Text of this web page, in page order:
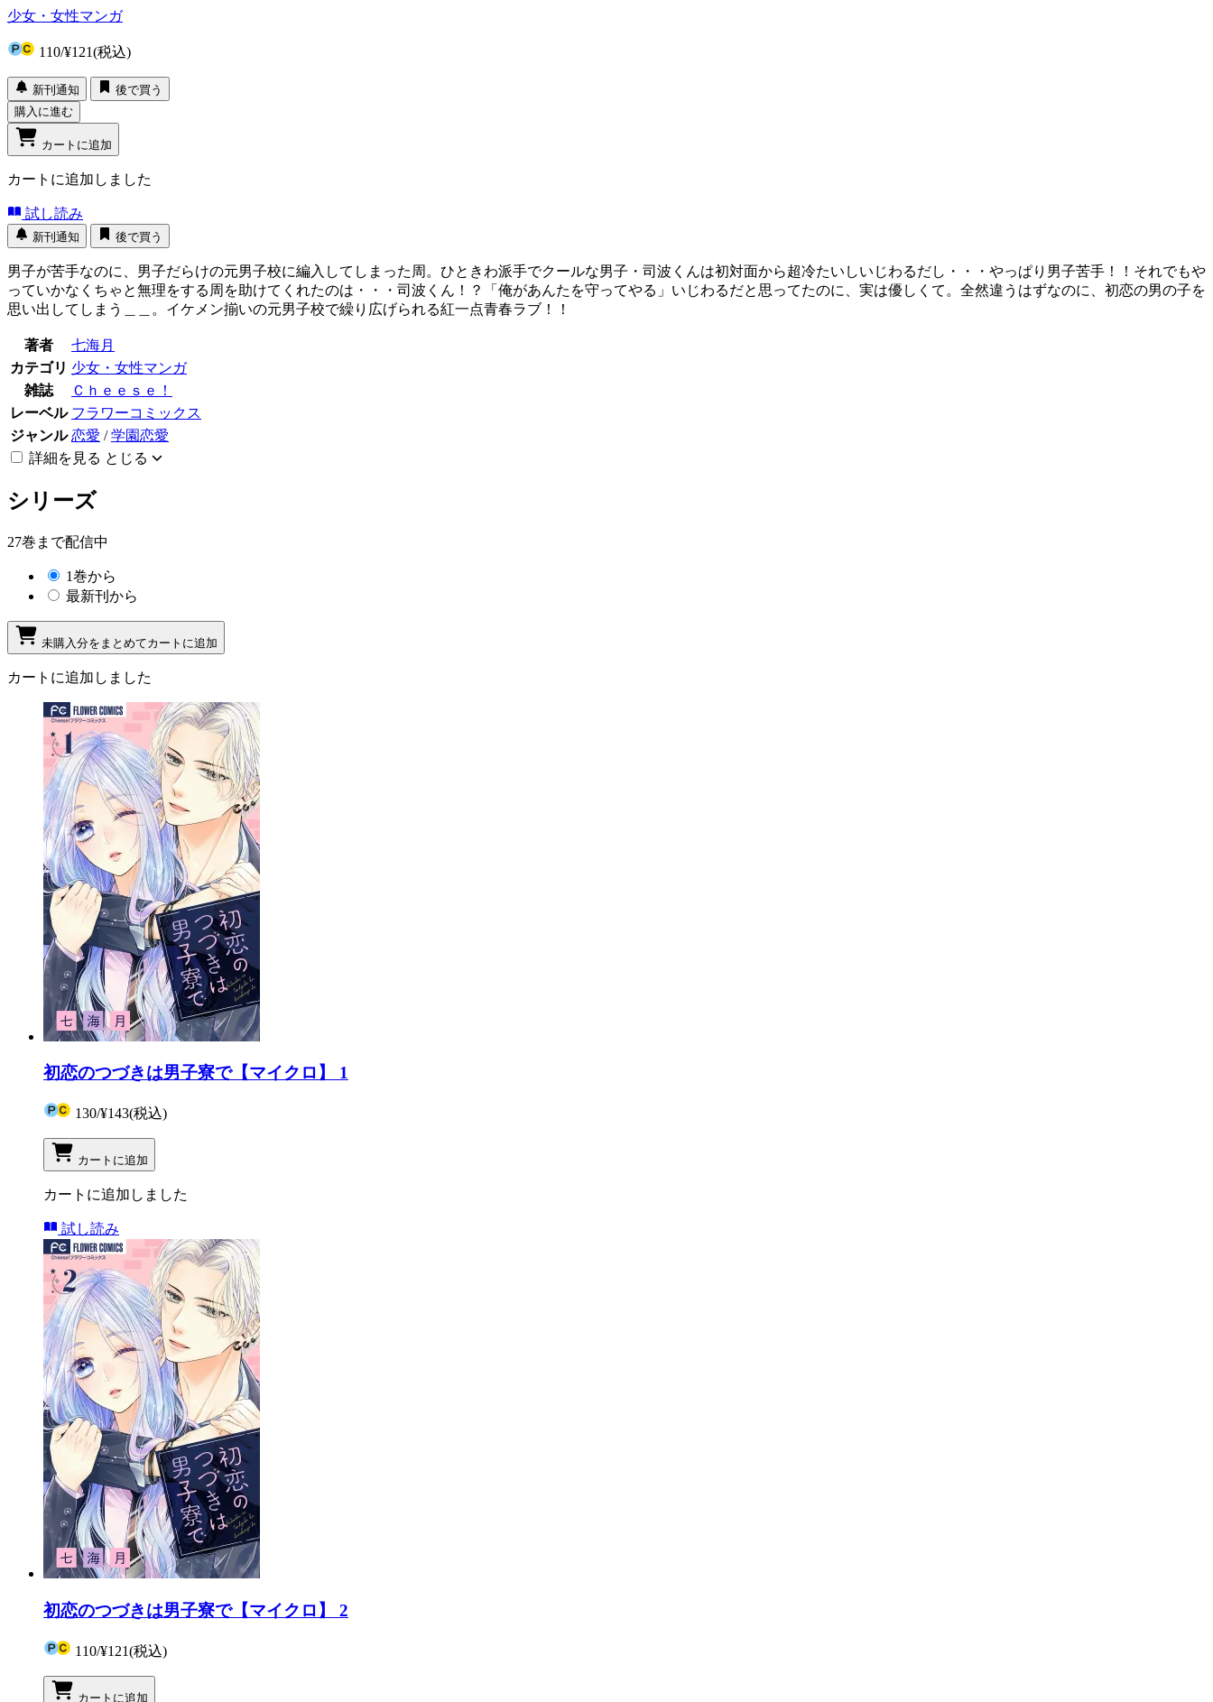
少女・女性マンガ
110/¥121(税込)
新刊通知
後で買う
購入に進む
カートに追加
カートに追加しました
試し読み
新刊通知 後で買う
男子が苦手なのに、男子だらけの元男子校に編入してしまった周。ひときわ派手でクールな男子・司波くんは初対面から超冷たいしいじわるだし・・・やっぱり男子苦手！！それでもや
っていかなくちゃと無理をする周を助けてくれたのは・・・司波くん！？「俺があんたを守ってやる」いじわるだと思ってたのに、実は優しくて。全然違うはずなのに、初恋の男の子を
思い出してしまう＿＿。イケメン揃いの元男子校で繰り広げられる紅一点青春ラブ！！
著者
七海月
カテゴリ 少女・女性マンガ
雑誌
Ｃｈｅｅｓｅ！
レーベル フラワーコミックス
ジャンル 恋愛 /学園恋愛
詳細を見る とじる
シリーズ
27巻まで配信中
1巻から
最新刊から
未購入分をまとめてカートに追加
カートに追加しました
初恋のつづきは男子寮で【マイクロ】 1
130/¥143(税込)
カートに追加
カートに追加しました
試し読み
初恋のつづきは男子寮で【マイクロ】 2
110/¥121(税込)
カートに追加